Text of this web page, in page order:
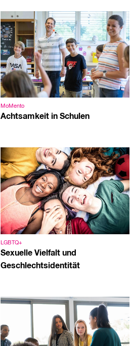
MoMento
Achtsamkeit in Schulen
LGBTQ+
Sexuelle Vielfalt und
Geschlechtsidentität